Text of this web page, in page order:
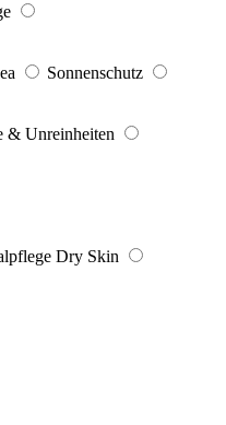
Sonnenschutz
& Unreinheiten
Dry Skin